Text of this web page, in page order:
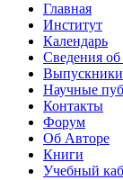
Главная
Институт
Календарь
Сведения об
Выпускники
Научные
Контакты
Форум
Об Авторе
Книги
Учебный